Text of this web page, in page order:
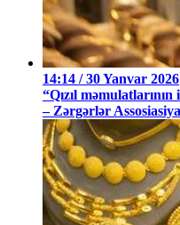
14:14 / 30 Yanvar 2026
“Qızıl
– Zərgərlər